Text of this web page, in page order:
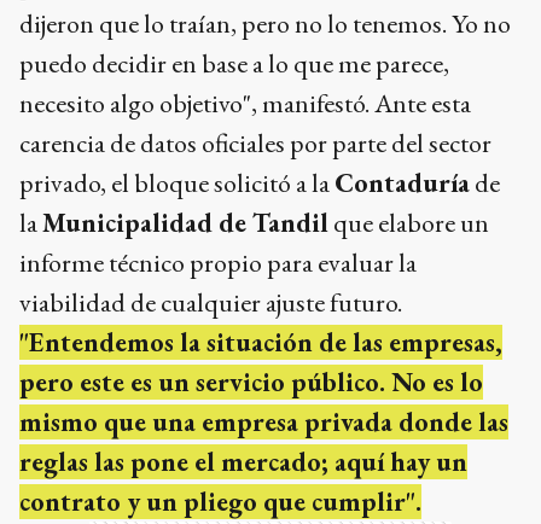
dijeron que lo traían, pero no lo tenemos. Yo no
puedo decidir en base a lo que me parece,
necesito algo objetivo", manifestó. Ante esta
carencia de datos oficiales por parte del sector
privado, el bloque solicitó a laContaduríade
laMunicipalidad de Tandilque elabore un
informe técnico propio para evaluar la
viabilidad de cualquier ajuste futuro.
"Entendemos la situación de las empresas,
pero este es un servicio público. No es lo
mismo que una empresa privada donde las
reglas las pone el mercado; aquí hay un
contrato y un pliego que cumplir".